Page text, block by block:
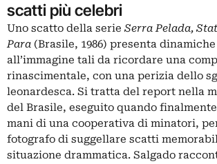
scatti più celebri
Uno scatto della serie Serra Pelada,
Para (Brasile, 1986) presenta
all’immagine tali da ricordare una
rinascimentale, con una perizia dello
leonardesca. Si tratta del report nella
del Brasile, eseguito quando
mani di una cooperativa di minatori,
fotografo di suggellare scatti
situazione drammatica. Salgado